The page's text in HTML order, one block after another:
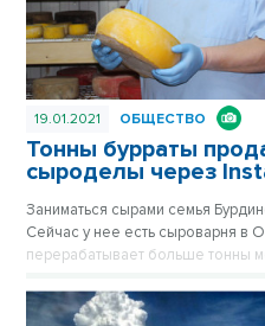
19.01.2021 ОБЩЕСТВО
Тонны бурраты
сыроделы через
Заниматься сырами семья
Сейчас у нее есть сыроварня в
перерабатывает больше тонны